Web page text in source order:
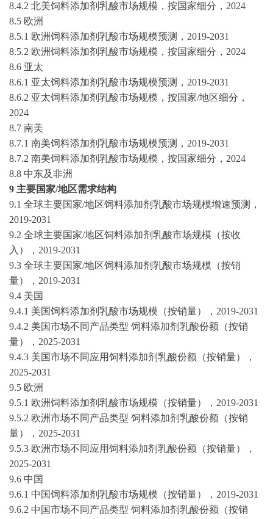
8.4.2 北美饲料添加剂乳酸市场规模，按国家细分，2024
8.5 欧洲
8.5.1 欧洲饲料添加剂乳酸市场规模预测， 2019-2031
8.5.2 欧洲饲料添加剂乳酸市场规模，按国家细分，2024
8.6 亚太
8.6.1 亚太饲料添加剂乳酸市场规模预测， 2019-2031
8.6.2 亚太饲料添加剂乳酸市场规模，按国家/地区细分，
2024
8.7 南美
8.7.1 南美饲料添加剂乳酸市场规模预测， 2019-2031
8.7.2 南美饲料添加剂乳酸市场规模，按国家细分，2024
8.8 中东及非洲
9 主要国家/地区需求结构
9.1 全球主要国家/地区饲料添加剂乳酸市场规模增速预测，
2019-2031
9.2 全球主要国家/地区饲料添加剂乳酸市场规模（按收
入）， 2019-2031
9.3 全球主要国家/地区饲料添加剂乳酸市场规模（按销
量）， 2019-2031
9.4 美国
9.4.1 美国饲料添加剂乳酸市场规模（按销量）， 2019-2031
9.4.2 美国市场不同产品类型 饲料添加剂乳酸份额（按销
量）， 2025-2031
9.4.3 美国市场不同应用饲料添加剂乳酸份额（按销量），
2025-2031
9.5 欧洲
9.5.1 欧洲饲料添加剂乳酸市场规模（按销量）， 2019-2031
9.5.2 欧洲市场不同产品类型 饲料添加剂乳酸份额（按销
量）， 2025-2031
9.5.3 欧洲市场不同应用饲料添加剂乳酸份额（按销量），
2025-2031
9.6 中国
9.6.1 中国饲料添加剂乳酸市场规模（按销量）， 2019-2031
9.6.2 中国市场不同产品类型 饲料添加剂乳酸份额（按销